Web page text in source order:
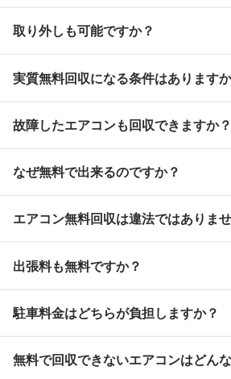
取り外しも可能ですか？
実質無料回収になる条件はあります
故障したエアコンも回収できますか？
なぜ無料で出来るのですか？
エアコン無料回収は違法ではありま
出張料も無料ですか？
駐車料金はどちらが負担しますか？
無料で回収できないエアコンはどん